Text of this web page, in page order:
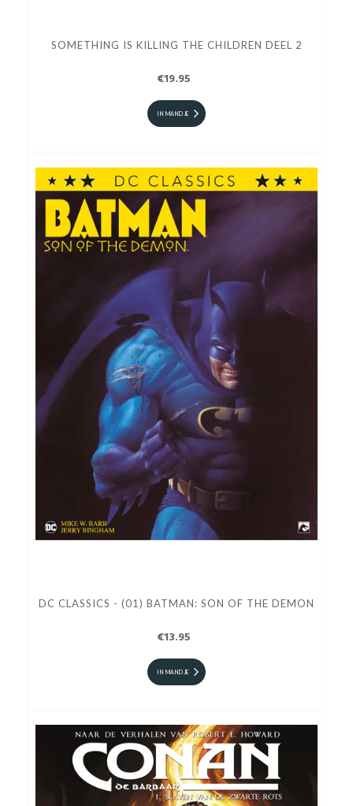
SOMETHING IS KILLING THE CHILDREN DEEL 2
€19.95
IN MANDJE
DC CLASSICS - (01) BATMAN: SON OF THE DEMON
€13.95
IN MANDJE